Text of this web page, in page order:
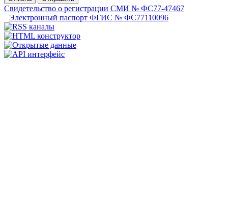
Свидетельство о регистрации СМИ № ФС77-47467
Электронный паспорт ФГИС № ФС77110096